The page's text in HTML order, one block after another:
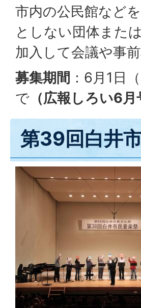
市内の公民館など
としない団体また
加入して会議や事
募集期間 ：6月1日
で （広報しろい6月
第39回白井